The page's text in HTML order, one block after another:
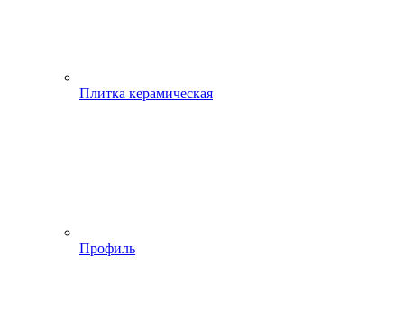
Плитка керамическая
Профиль